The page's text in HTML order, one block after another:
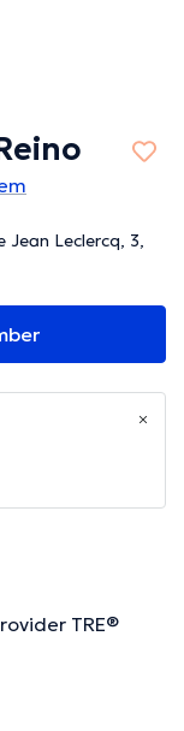
Jean Leclercq, 3,
TRE®